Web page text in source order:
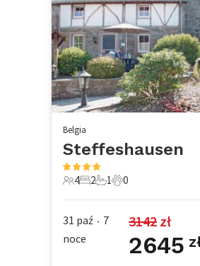
Belgia
Steffeshausen
4 Goście
4
2 Sypialnie
2
1 Łazienka
1
0 Zwierzęta
0
31 paź • 7
noce
3142 zł
2645